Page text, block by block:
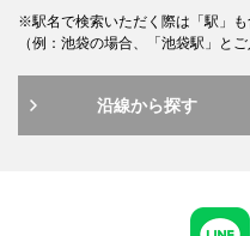
※駅名で検索いただく際は「駅」も
（例：池袋の場合、「池袋駅」とご
沿線から探す